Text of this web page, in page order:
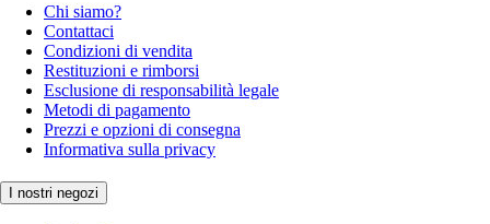
Chi siamo?
Contattaci
Condizioni di vendita
Restituzioni e rimborsi
Esclusione di responsabilità legale
Metodi di pagamento
Prezzi e opzioni di consegna
Informativa sulla privacy
I nostri negozi